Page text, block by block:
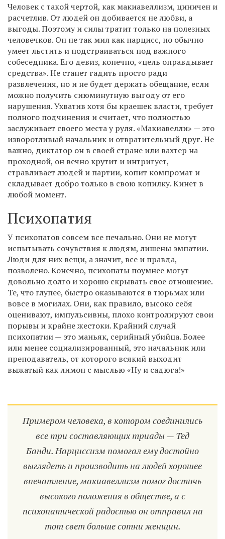
Человек с такой чертой, как макиавеллизм, циничен и
расчетлив. От людей он добивается не любви, а
выгоды. Поэтому и силы тратит только на полезных
человечков. Он не так мил как нарцисс, но обычно
умеет льстить и подстраиваться под важного
собеседника. Его девиз, конечно, «цель оправдывает
средства». Не станет гадить просто ради
развлечения, но и не будет держать обещание, если
можно получить сиюминутную выгоду от его
нарушения. Ухватив хотя бы краешек власти, требует
полного подчинения и считает, что полностью
заслуживает своего места у руля. «Макиавелли» — это
изворотливый начальник и отвратительный друг. Не
важно, диктатор он в своей стране или вахтер на
проходной, он вечно крутит и интригует,
стравливает людей и партии, копит компромат и
складывает добро только в свою копилку. Кинет в
любой момент.
Психопатия
У психопатов совсем все печально. Они не могут
испытывать сочувствия к людям, лишены эмпатии.
Люди для них вещи, а значит, все и правда,
позволено. Конечно, психопаты поумнее могут
довольно долго и хорошо скрывать свое отношение.
Те, что глупее, быстро оказываются в тюрьмах или
вовсе в могилах. Они, как правило, высоко себя
оценивают, импульсивны, плохо контролируют свои
порывы и крайне жестоки. Крайний случай
психопатии — это маньяк, серийный убийца. Более
или менее социализированный, это начальник или
преподаватель, от которого всякий выходит
выжатый как лимон с мыслью «Ну и садюга!»
Примером человека, в котором соединились
все три составляющих триады — Тед
Банди. Нарциссизм помогал ему достойно
выглядеть и производить на людей хорошее
впечатление, макиавеллизм помог достичь
высокого положения в обществе, а с
психопатической радостью он отправил на
тот свет больше сотни женщин.